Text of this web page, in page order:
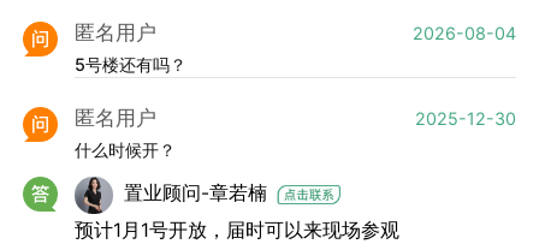
匿名用户
2026-08-04
5号楼还有吗？
匿名用户
2025-12-30
什么时候开？
置业顾问-章若楠
预计1月1号开放，届时可以来现场参观